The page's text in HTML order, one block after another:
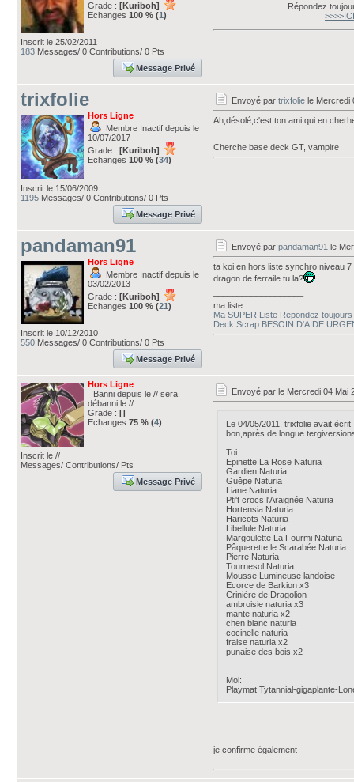
Grade : [Kuriboh]
Echanges 100 % (1)
Inscrit le 25/02/2011
183 Messages/ 0 Contributions/ 0 Pts
Message Privé
Répondez
trixfolie
Hors Ligne
Membre Inactif depuis le
10/07/2017
Grade : [Kuriboh]
Echanges 100 % (34)
Inscrit le 15/06/2009
1195 Messages/ 0 Contributions/ 0 Pts
Message Privé
Envoyé par trixfolie le Mercredi
Ah,désolé,c'est ton ami qui en
Cherche base deck GT, vampire
pandaman91
Hors Ligne
Membre Inactif depuis le
03/02/2013
Grade : [Kuriboh]
Echanges 100 % (21)
Inscrit le 10/12/2010
550 Messages/ 0 Contributions/ 0 Pts
Message Privé
Envoyé par pandaman91 le
ta koi en hors liste synchro niveau 7
dragon de ferraile tu la?
ma liste
Ma SUPER Liste Repondez
Deck Scrap BESOIN D'AIDE
Hors Ligne
Banni depuis le // sera
débanni le //
Grade : []
Echanges 75 % (4)
Inscrit le //
Messages/ Contributions/ Pts
Message Privé
Envoyé par le Mercredi 04 Mai
Le 04/05/2011, trixfolie avait écrit
bon,après de longue
Toi:
Epinette La Rose Naturia
Gardien Naturia
Guêpe Naturia
Liane Naturia
Pti't crocs l'Araignée Naturia
Hortensia Naturia
Haricots Naturia
Libellule Naturia
Margoulette La Fourmi Naturia
Pâquerette le Scarabée Naturia
Pierre Naturia
Tournesol Naturia
Mousse Lumineuse landoise
Ecorce de Barkion x3
Crinière de Dragolion
ambroisie naturia x3
mante naturia x2
chen blanc naturia
cocinelle naturia
fraise naturia x2
punaise des bois x2
Moi:
Playmat Tytannial-gigaplante-
je confirme également